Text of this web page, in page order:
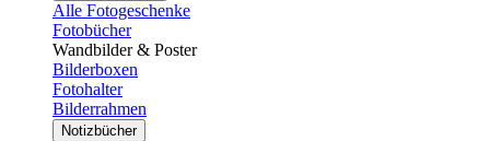
Alle Fotogeschenke
Fotobücher
Wandbilder & Poster
Bilderboxen
Fotohalter
Bilderrahmen
Notizbücher